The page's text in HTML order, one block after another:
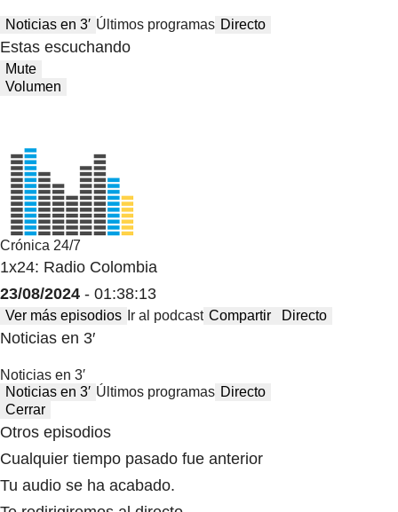
Noticias en 3′ Últimos programas Directo
Estas escuchando
Mute
Volumen
Crónica 24/7
1x24: Radio Colombia
23/08/2024 - 01:38:13
Ver más episodios Ir al podcast Compartir Directo
Noticias en 3′
Noticias en 3′
Noticias en 3′ Últimos programas Directo
Cerrar
Otros episodios
Cualquier tiempo pasado fue anterior
Tu audio se ha acabado.